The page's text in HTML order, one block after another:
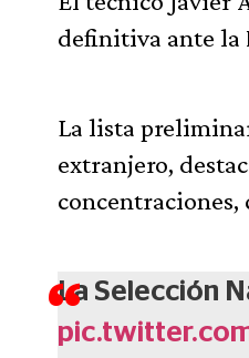
definitiva ante la
La lista
extranjero,
concentraciones,
La Selección